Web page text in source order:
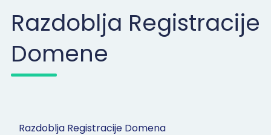
Razdoblja Registracije
Domene
Razdoblja Registracije Domena